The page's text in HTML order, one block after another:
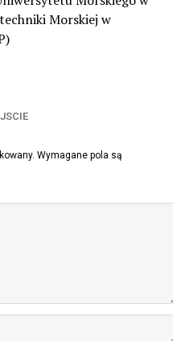
Morskiej w
Wymagane pola są